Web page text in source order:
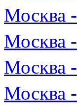
Москва
Москва
Москва
Москва